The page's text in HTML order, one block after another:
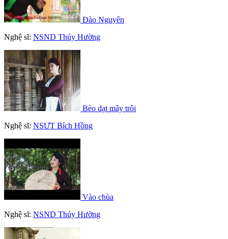
Đào Nguyên
Nghệ sĩ: NSND Thúy Hường
Bèo dạt mây trôi
Nghệ sĩ: NSƯT Bích Hồng
Vào chùa
Nghệ sĩ: NSND Thúy Hường